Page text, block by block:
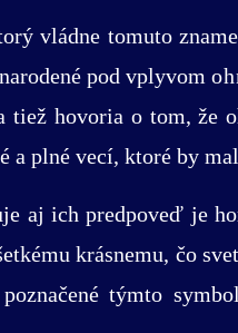
vládne tomuto
pod vplyvom
tiež hovoria o tom,
a plné vecí, ktoré by
aj ich predpoveď je
krásnemu, čo
týmto